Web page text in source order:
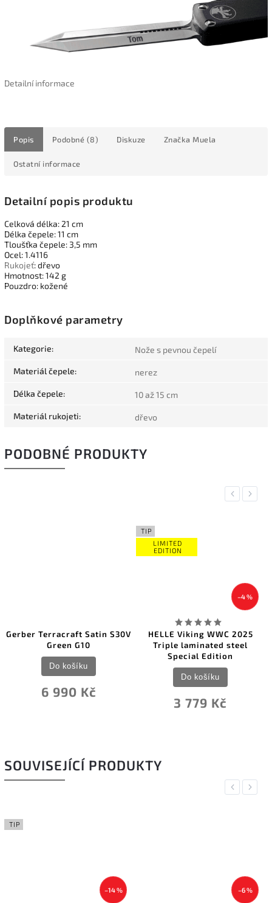
Detailní informace
Popis Podobné (8) Diskuze Značka Muela
Ostatní informace
Detailní popis produktu
Celková délka: 21 cm
Délka čepele: 11 cm
Tloušťka čepele: 3,5 mm
Ocel: 1.4116
Rukojeť: dřevo
Hmotnost: 142 g
Pouzdro: kožené
Doplňkové parametry
Kategorie: Nože s pevnou čepelí
Materiál čepele: nerez
Délka čepele: 10 až 15 cm
Materiál rukojeti: dřevo
PODOBNÉ PRODUKTY
Previous
Gerber Terracraft Satin S30V
Green G10
6 990 Kč
Do košíku
TIP
LIMITED
EDITION
–4 %
HELLE Viking WWC 2025
Triple laminated steel
Special Edition
3 779 Kč
Do košíku
Next
SOUVISEJÍCÍ PRODUKTY
Previous
TIP
–14 % –6 %
Next